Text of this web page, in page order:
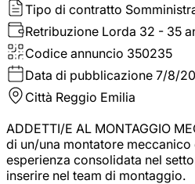
Tipo di contratto
Retribuzione Lorda 32 - 35
Codice annuncio 350235
Data di pubblicazione 7/8/
Città Reggio Emilia
ADDETTI/E AL MONTAGGIO
di un/una montatore
esperienza consolidata nel
inserire nel team di montaggio.